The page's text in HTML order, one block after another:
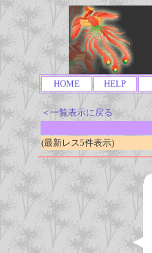
HOME HELP
＜一覧表示に戻る
(最新レス5件表示)